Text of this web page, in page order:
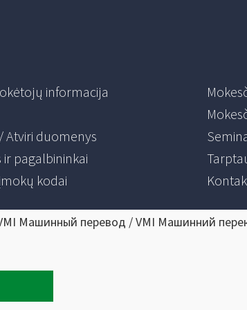
informacija
Atviri duomenys
ir pagalbininkai
kodai
Машинный перевод / VMI Машинний